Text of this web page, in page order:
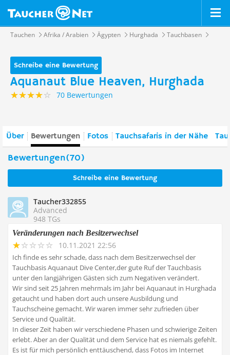
Tauchen Afrika / Arabien Ägypten Hurghada Tauchbasen
Schreibe eine Bewertung
Aquanaut Blue Heaven, Hurghada
70 Bewertungen
Über Bewertungen Fotos Tauchsafaris in der Nähe
Bewertungen(70)
Schreibe eine Bewertung
Taucher332855
Advanced
948 TGs
Veränderungen nach Besitzerwechsel
10.11.2021 22:56
Ich finde es sehr schade, dass nach dem Besitzerwechsel der
Tauchbasis Aquanaut Dive Center,der gute Ruf der Tauchbasis
unter den langjährigen Gästen sich zum Negativen verändert.
Wir sind seit 25 Jahren mehrmals im Jahr bei Aquanaut in Hurghada
getaucht und haben dort auch unsere Ausbildung und
Tauchscheine gemacht. Wir waren immer sehr zufrieden über
Service und Qualität.
In dieser Zeit haben wir verschiedene Phasen und schwierige Zeiten
erlebt. Aber an der Qualität und dem Service hat es niemals gefehlt.
Es ist für mich persönlich enttäuschend, dass Fotos im Internet